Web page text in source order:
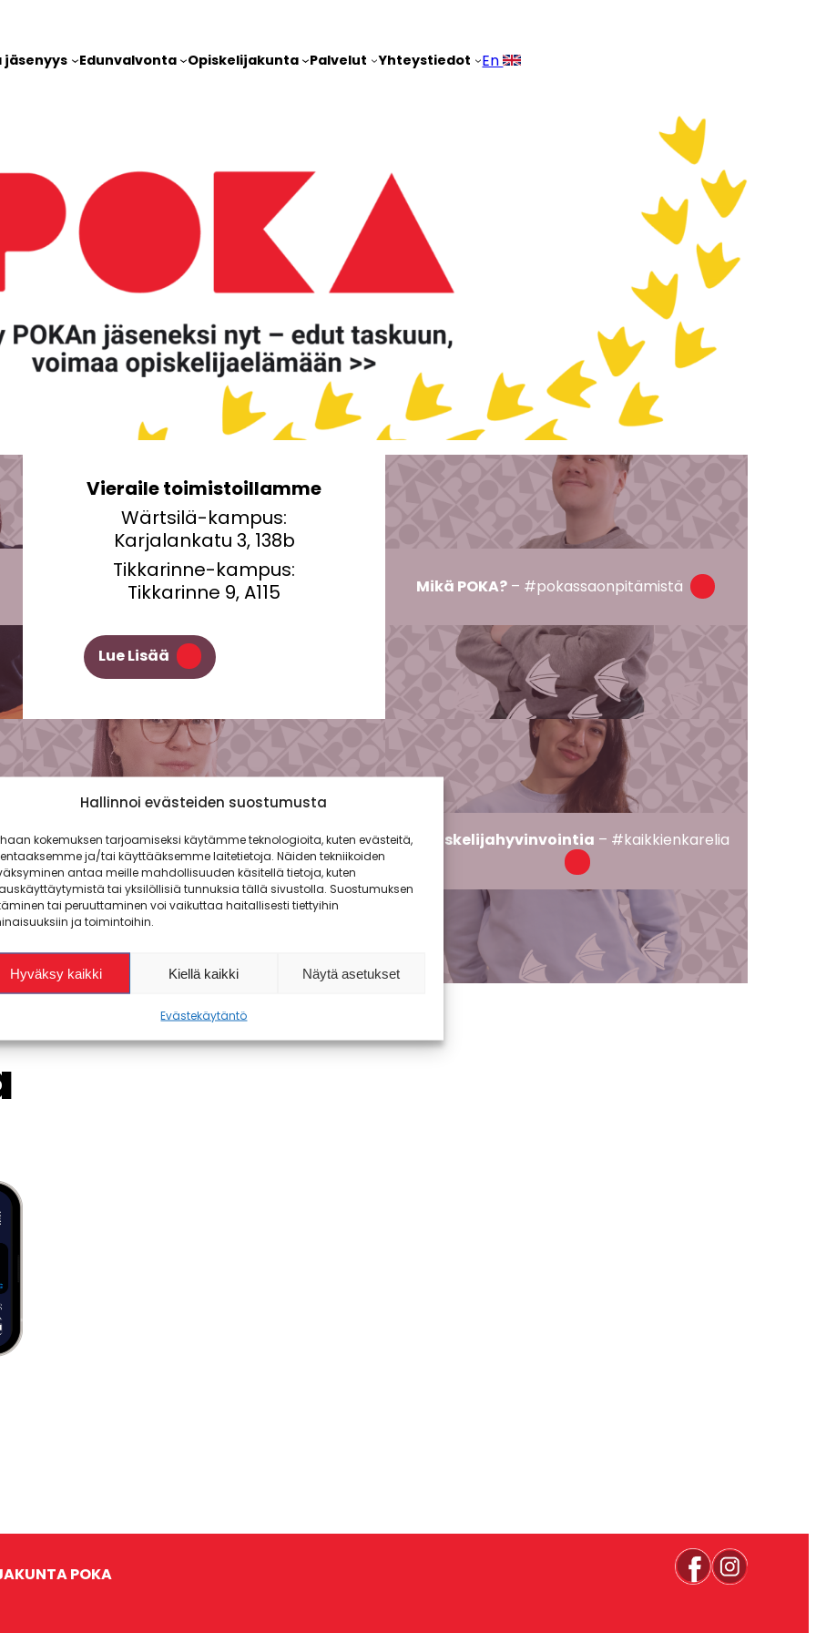
Hallinnoi evästeiden suostumusta
kokemuksen tarjoamiseksi käytämme teknologioita, kuten evästeitä,
ja/tai käyttääksemme laitetietoja. Näiden tekniikoiden
antaa meille mahdollisuuden käsitellä tietoja, kuten
tai yksilöllisiä tunnuksia tällä sivustolla. Suostumuksen
tai peruuttaminen voi vaikuttaa haitallisesti tiettyihin
ja toimintoihin.
Hyväksy kaikki Kiellä kaikki Näytä asetukset
Evästekäytäntö
Edunvalvonta Opiskelijakunta Palvelut Yhteystiedot En
Vieraile toimistoillamme
Wärtsilä-kampus:
Karjalankatu 3, 138b
Tikkarinne-kampus:
Tikkarinne 9, A115
Lue Lisää
Mikä POKA?– #pokassaonpitämistä
Edunvalvontaa– #pokapitääpuoliasi
Opiskelijahyvinvointia – #kaikkienkarelia
POKA